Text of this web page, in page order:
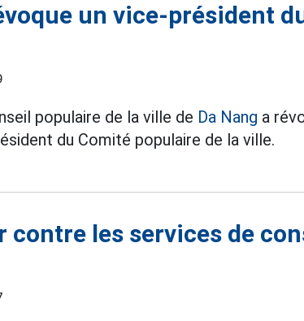
un vice-président
populaire de la ville de Da Nang a
du Comité populaire de la ville.
contre les services de